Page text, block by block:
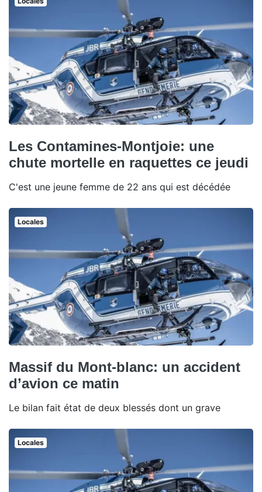
Les Contamines-Montjoie: une
chute mortelle en raquettes ce jeudi
C'est une jeune femme de 22 ans qui est décédée
Locales
Massif du Mont-blanc: un accident
d’avion ce matin
Le bilan fait état de deux blessés dont un grave
Locales